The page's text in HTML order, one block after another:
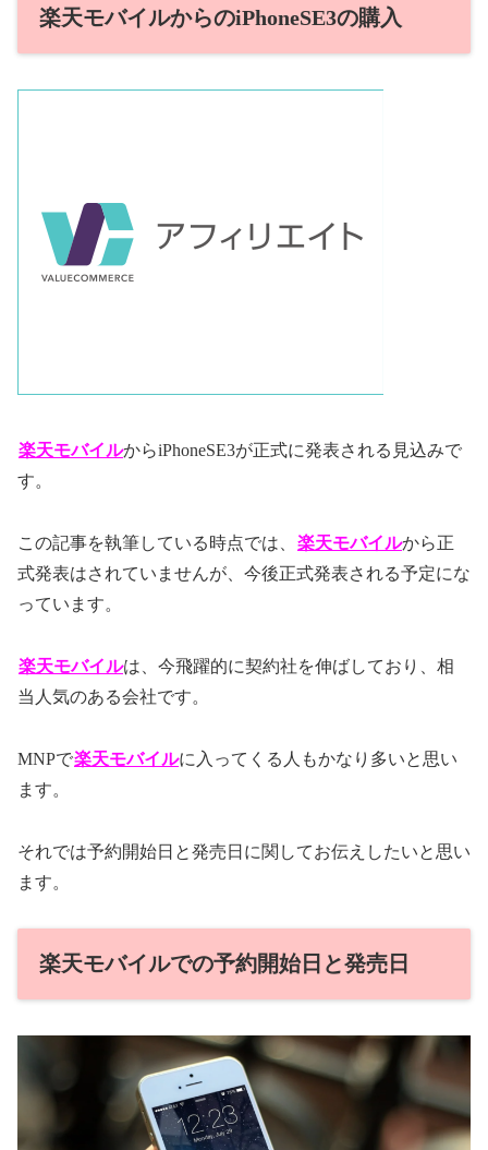
楽天モバイルからのiPhoneSE3の購入
楽天モバイルからiPhoneSE3が正式に発表される見込みで
す。
この記事を執筆している時点では、 楽天モバイルから正
式発表はされていませんが、今後正式発表される予定にな
っています。
楽天モバイルは、今飛躍的に契約社を伸ばしており、相
当人気のある会社です。
MNPで楽天モバイルに入ってくる人もかなり多いと思い
ます。
それでは予約開始日と発売日に関してお伝えしたいと思い
ます。
楽天モバイルでの予約開始日と発売日